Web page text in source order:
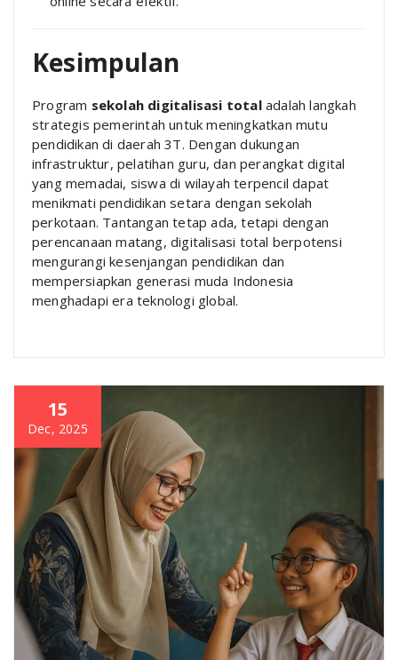
Kesimpulan
Program sekolah digitalisasi totaladalah langkah
strategis pemerintah untuk meningkatkan mutu
pendidikan di daerah 3T. Dengan dukungan
infrastruktur, pelatihan guru, dan perangkat digital
yang memadai, siswa di wilayah terpencil dapat
menikmati pendidikan setara dengan sekolah
perkotaan. Tantangan tetap ada, tetapi dengan
perencanaan matang, digitalisasi total berpotensi
mengurangi kesenjangan pendidikan dan
mempersiapkan generasi muda Indonesia
menghadapi era teknologi global.
15
Dec, 2025